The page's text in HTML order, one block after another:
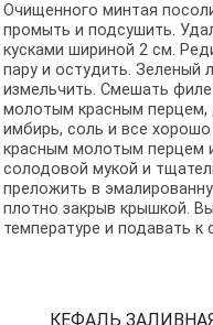
Очищенного минтая
промыть и подсушить.
кусками шириной 2 см.
пару и остудить. Зеленый
измельчить. Смешать
молотым красным перцем,
имбирь, соль и все
красным молотым перцем
солодовой мукой и
преложить в
плотно закрыв крышкой.
температуре и подавать к
КЕФАЛЬ